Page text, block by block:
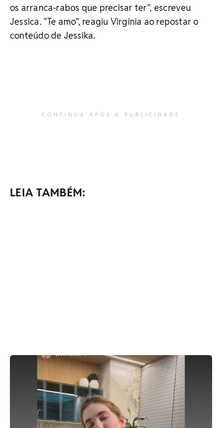
os arranca-rabos que precisar ter", escreveu
Jessica. "Te amo", reagiu Virginia ao repostar o
conteúdo de Jessika.
CONTINUA APÓS A PUBLICIDADE
LEIA TAMBÉM: